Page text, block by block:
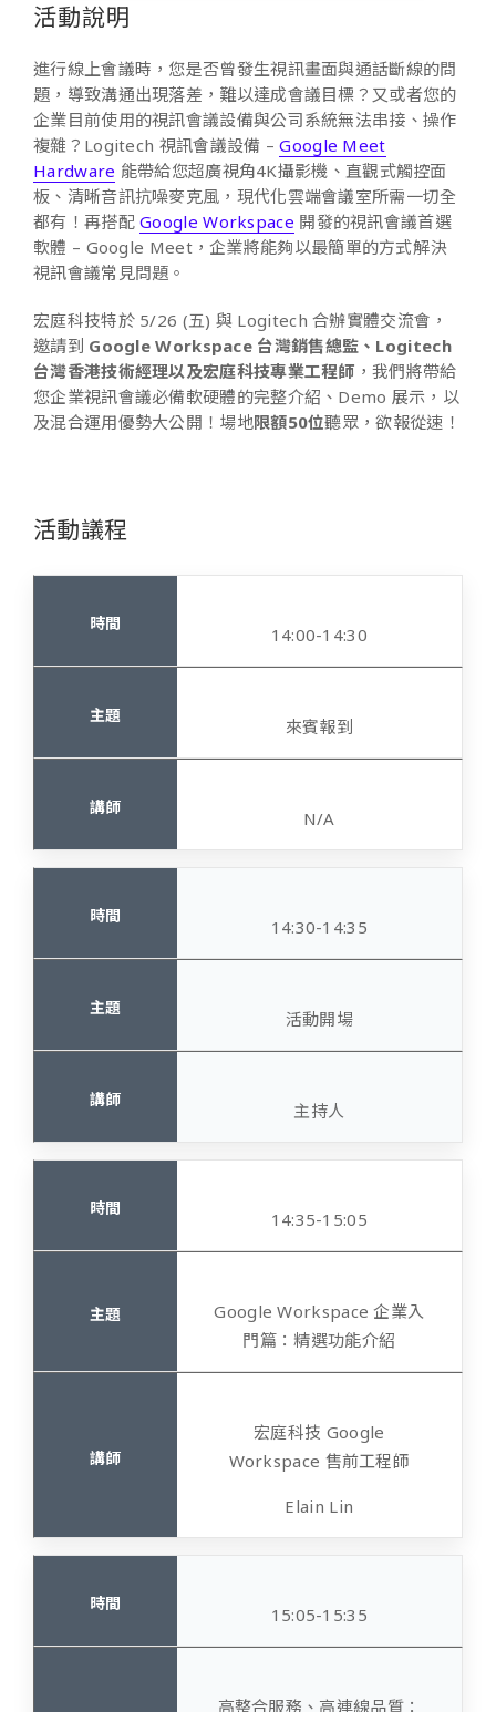
活動說明
進行線上會議時，您是否曾發生視訊畫面與通話斷線的問
題，導致溝通出現落差，難以達成會議目標？又或者您的
企業目前使用的視訊會議設備與公司系統無法串接、操作
複雜？Logitech 視訊會議設備 –Google Meet
Hardware 能帶給您超廣視角4K攝影機、直觀式觸控面
板、清晰音訊抗噪麥克風，現代化雲端會議室所需一切全
都有！再搭配Google Workspace 開發的視訊會議首選
軟體 – Google Meet，企業將能夠以最簡單的方式解決
視訊會議常見問題。
宏庭科技特於 5/26 (五) 與 Logitech 合辦實體交流會，
邀請到 Google Workspace 台灣銷售總監、 Logitech
台灣香港技術經理以及宏庭科技專業工程師 ，我們將帶給
您企業視訊會議必備軟硬體的完整介紹、Demo 展示，以
及混合運用優勢大公開！場地限額50位聽眾，欲報從速！
活動議程
14:00-14:30
來賓報到
N/A
14:30-14:35
活動開場
主持人
14:35-15:05
Google Workspace 企業入
門篇：精選功能介紹
宏庭科技 Google
Workspace 售前工程師
Elain Lin
15:05-15:35
高整合服務、高連線品質：